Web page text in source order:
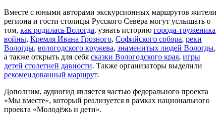
Вместе с юными авторами экскурсионных маршрутов жители
региона и гости столицы Русского Севера могут услышать о
том, как родилась Вологда, узнать историю города-труженика
войны, Кремля Ивана Грозного, Софийского собора, реки
Вологды, вологодского кружева, знаменитых людей Вологды,
а также открыть для себя сказки Вологодского края, игры
детей столетней давности. Также организаторы выделили
рекомендованный маршрут.
Дополним, аудиогид является частью федерального проекта
«Мы вместе», который реализуется в рамках национального
проекта «Молодёжь и дети».